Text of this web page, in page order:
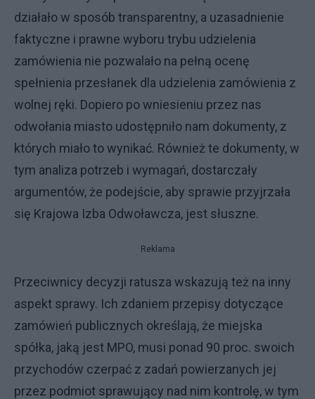
działało w sposób transparentny, a uzasadnienie
faktyczne i prawne wyboru trybu udzielenia
zamówienia nie pozwalało na pełną ocenę
spełnienia przesłanek dla udzielenia zamówienia z
wolnej ręki. Dopiero po wniesieniu przez nas
odwołania miasto udostępniło nam dokumenty, z
których miało to wynikać. Również te dokumenty, w
tym analiza potrzeb i wymagań, dostarczały
argumentów, że podejście, aby sprawie przyjrzała
się Krajowa Izba Odwoławcza, jest słuszne.
Reklama
Przeciwnicy decyzji ratusza wskazują też na inny
aspekt sprawy. Ich zdaniem przepisy dotyczące
zamówień publicznych określają, że miejska
spółka, jaką jest MPO, musi ponad 90 proc. swoich
przychodów czerpać z zadań powierzanych jej
przez podmiot sprawujący nad nim kontrolę, w tym